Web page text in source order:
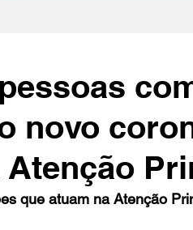
novo
Atenção
que atuam na Atenção